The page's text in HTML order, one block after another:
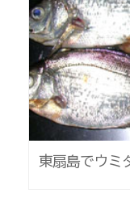
東扇島でウミ